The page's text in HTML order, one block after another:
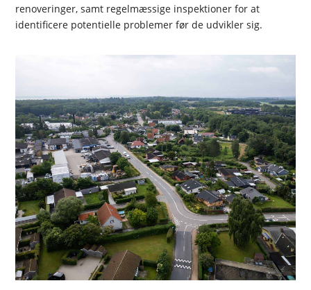
renoveringer, samt regelmæssige inspektioner for at
identificere potentielle problemer før de udvikler sig.